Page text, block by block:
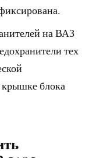
на ВАЗ
тех
блока